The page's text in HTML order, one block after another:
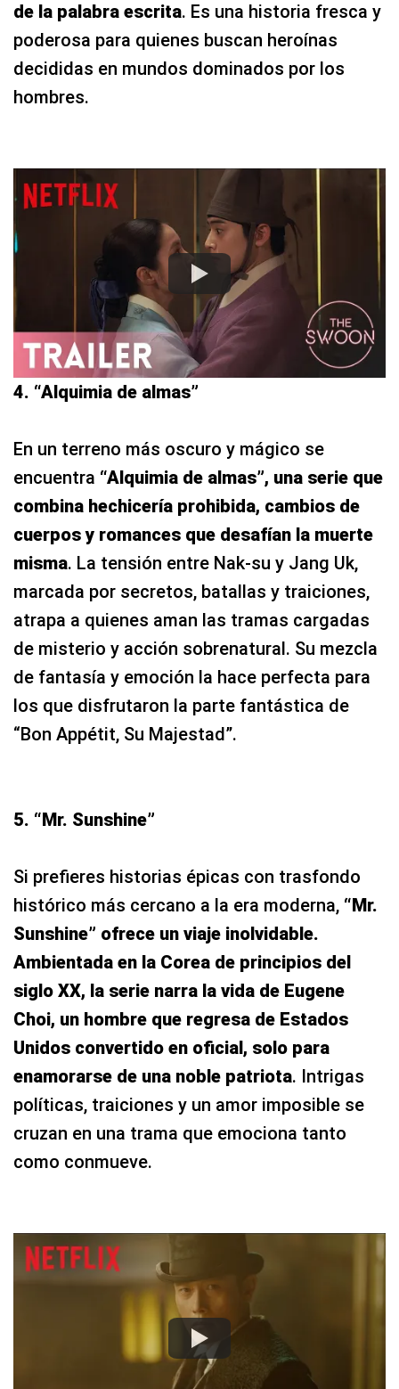
de la palabra escrita. Es una historia fresca y
poderosa para quienes buscan heroínas
decididas en mundos dominados por los
hombres.
4. “Alquimia de almas”
En un terreno más oscuro y mágico se
encuentra “Alquimia de almas”, una serie que
combina hechicería prohibida, cambios de
cuerpos y romances que desafían la muerte
misma. La tensión entre Nak-su y Jang Uk,
marcada por secretos, batallas y traiciones,
atrapa a quienes aman las tramas cargadas
de misterio y acción sobrenatural. Su mezcla
de fantasía y emoción la hace perfecta para
los que disfrutaron la parte fantástica de
“Bon Appétit, Su Majestad”.
5. “Mr. Sunshine”
Si prefieres historias épicas con trasfondo
histórico más cercano a la era moderna, “Mr.
Sunshine” ofrece un viaje inolvidable.
Ambientada en la Corea de principios del
siglo XX, la serie narra la vida de Eugene
Choi, un hombre que regresa de Estados
Unidos convertido en oficial, solo para
enamorarse de una noble patriota. Intrigas
políticas, traiciones y un amor imposible se
cruzan en una trama que emociona tanto
como conmueve.